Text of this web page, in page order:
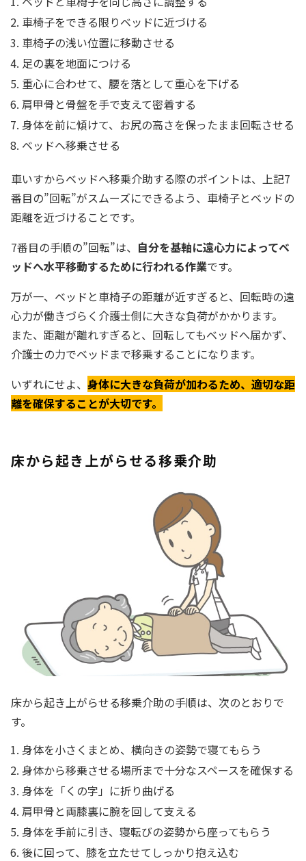
車椅子をできる限りベッドに近づける
車椅子の浅い位置に移動させる
足の裏を地面につける
重心に合わせて、腰を落として重心を下げる
肩甲骨と骨盤を手で支えて密着する
身体を前に傾けて、お尻の高さを保ったまま回転させる
ベッドへ移乗させる
車いすからベッドへ移乗介助する際のポイントは、上記7
番目の”回転”がスムーズにできるよう、車椅子とベッドの
距離を近づけることです。
7番目の手順の”回転”は、 自分を基軸に遠心力によってベ
ッドへ水平移動するために行われる作業です。
万が一、ベッドと車椅子の距離が近すぎると、回転時の遠
心力が働きづらく介護士側に大きな負荷がかかります。
また、距離が離れすぎると、回転してもベッドへ届かず、
介護士の力でベッドまで移乗することになります。
いずれにせよ、 身体に大きな負荷が加わるため、適切な距
離を確保することが大切です。
床から起き上がらせる移乗介助
床から起き上がらせる移乗介助の手順は、次のとおりで
す。
身体を小さくまとめ、横向きの姿勢で寝てもらう
身体から移乗させる場所まで十分なスペースを確保する
身体を「くの字」に折り曲げる
肩甲骨と両膝裏に腕を回して支える
身体を手前に引き、寝転びの姿勢から座ってもらう
後に回って、膝を立たせてしっかり抱え込む